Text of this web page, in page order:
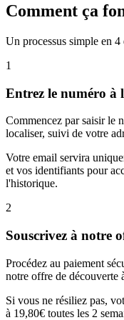
Comment ça
Un processus simple en 4
1
Entrez le numéro à
Commencez par saisir le
localiser, suivi de votre
Votre email servira
et vos identifiants pour
l'historique.
2
Souscrivez à notre
Procédez au paiement
notre offre de découverte
Si vous ne résiliez pas,
à 19,80€ toutes les 2